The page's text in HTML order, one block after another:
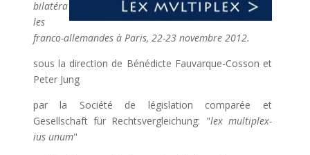
bilatéra
les
franco-allemandes à Paris, 22-23 novembre 2012.
sous la direction de Bénédicte Fauvarque-Cosson et
Peter Jung
par la Société de législation comparée et
Gesellschaft für Rechtsvergleichung: "lex multiplex-
ius unum"